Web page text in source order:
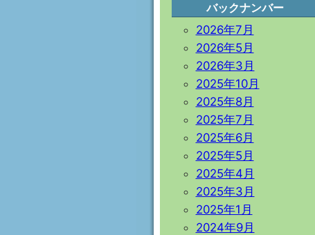
バックナンバー
2026年7月
2026年5月
2026年3月
2025年10月
2025年8月
2025年7月
2025年6月
2025年5月
2025年4月
2025年3月
2025年1月
2024年9月